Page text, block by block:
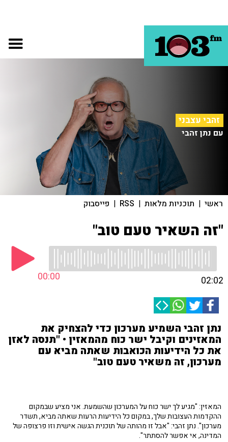
זהבי עצבני
עם נתן זהבי
ראשי | תוכניות מלאות |
RSS
| פייסבוק
"זה השאיר טעם טוב"
00:00 02:02
נתן זהבי השמיע מערכון כדי להצחיק את
המאזינים וקיבל ישר כוח מהמאזין • "תנסה לאזן
את כל הידיעות הכואבות שאתה מביא עם
מערכון, זה משאיר טעם טוב"
המאזין: "מגיע לך ישר כוח על המערכון שהשמעת. אני מציע שבמקום
ההקדמות העצובות שלך, במקום כל הידיעות הרעות שאתה מביא, תשדר
מערכון". נתן זהבי: "אבל זו מהותה של תוכנית הגשה אישית וזו פרצופה של
המדינה, אי אפשר להסתתר".